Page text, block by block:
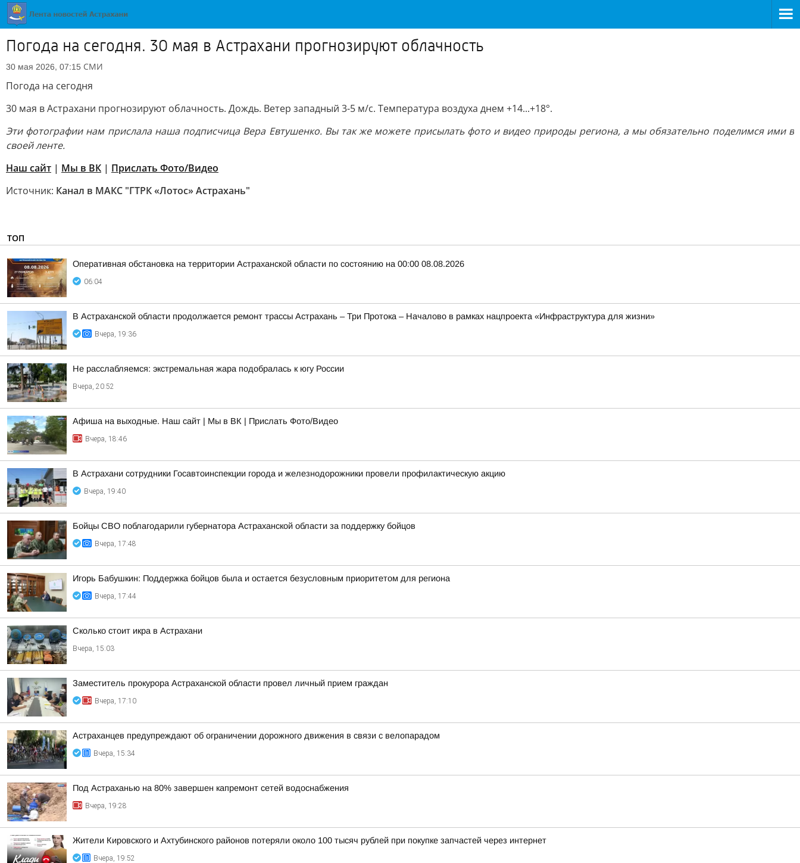
Погода на сегодня. 30 мая в Астрахани прогнозируют облачность
30 мая 2026, 07:15 СМИ
Погода на сегодня
30 мая в Астрахани прогнозируют облачность. Дождь. Ветер западный 3-5 м/с. Температура воздуха днем +14...+18°.
Эти фотографии нам прислала наша подписчица Вера Евтушенко. Вы так же можете присылать фото и видео природы региона, а мы обязательно поделимся ими в
своей ленте.
Наш сайт | Мы в ВК | Прислать Фото/Видео
Источник: Канал в МАКС "ГТРК «Лотос» Астрахань"
ТОП
Оперативная обстановка на территории Астраханской области по состоянию на 00:00 08.08.2026
06:04
В Астраханской области продолжается ремонт трассы Астрахань – Три Протока – Началово в рамках нацпроекта «Инфраструктура для жизни»
Вчера, 19:36
Не расслабляемся: экстремальная жара подобралась к югу России
Вчера, 20:52
Афиша на выходные. Наш сайт | Мы в ВК | Прислать Фото/Видео
Вчера, 18:46
В Астрахани сотрудники Госавтоинспекции города и железнодорожники провели профилактическую акцию
Вчера, 19:40
Бойцы СВО поблагодарили губернатора Астраханской области за поддержку бойцов
Вчера, 17:48
Игорь Бабушкин: Поддержка бойцов была и остается безусловным приоритетом для региона
Вчера, 17:44
Сколько стоит икра в Астрахани
Вчера, 15:03
Заместитель прокурора Астраханской области провел личный прием граждан
Вчера, 17:10
Астраханцев предупреждают об ограничении дорожного движения в связи с велопарадом
Вчера, 15:34
Под Астраханью на 80% завершен капремонт сетей водоснабжения
Вчера, 19:28
Жители Кировского и Ахтубинского районов потеряли около 100 тысяч рублей при покупке запчастей через интернет
Вчера, 19:52